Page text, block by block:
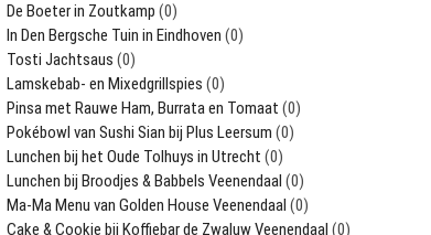
De Boeter in Zoutkamp (0)
In Den Bergsche Tuin in Eindhoven (0)
Tosti Jachtsaus (0)
Lamskebab- en Mixedgrillspies (0)
Pinsa met Rauwe Ham, Burrata en Tomaat (0)
Pokébowl van Sushi Sian bij Plus Leersum (0)
Lunchen bij het Oude Tolhuys in Utrecht (0)
Lunchen bij Broodjes & Babbels Veenendaal (0)
Ma-Ma Menu van Golden House Veenendaal (0)
Cake & Cookie bij Koffiebar de Zwaluw Veenendaal (0)